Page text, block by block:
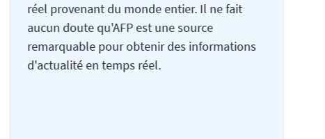
réel provenant du monde entier. Il ne fait
aucun doute qu'AFP est une source
remarquable pour obtenir des informations
d'actualité en temps réel.